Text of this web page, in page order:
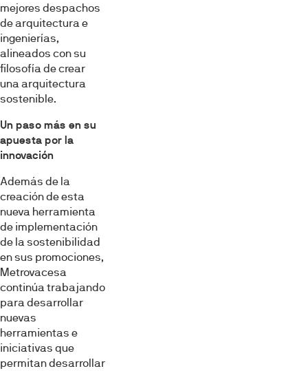
mejores despachos
de arquitectura e
ingenierías,
alineados con su
filosofía de crear
una arquitectura
sostenible.
Un paso más en su
apuesta por la
innovación
Además de la
creación de esta
nueva herramienta
de implementación
de la sostenibilidad
en sus promociones,
Metrovacesa
continúa trabajando
para desarrollar
nuevas
herramientas e
iniciativas que
permitan desarrollar